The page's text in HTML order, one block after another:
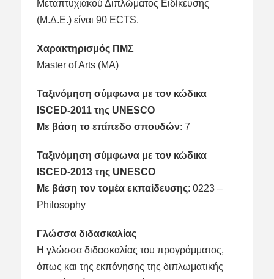
Μεταπτυχιακού Διπλώματος Ειδίκευσης
(Μ.Δ.Ε.) είναι 90 ECTS.
Χαρακτηρισμός ΠΜΣ
Master of Arts (MA)
Ταξινόμηση σύμφωνα με τον κώδικα
ISCED-2011 της UNESCO
Με βάση το επίπεδο σπουδών: 7
Ταξινόμηση σύμφωνα με τον κώδικα
ISCED-2013 της UNESCO
Mε βάση τον τομέα εκπαίδευσης: 0223 –
Philosophy
Γλώσσα διδασκαλίας
Η γλώσσα διδασκαλίας του προγράμματος,
όπως και της εκπόνησης της διπλωματικής